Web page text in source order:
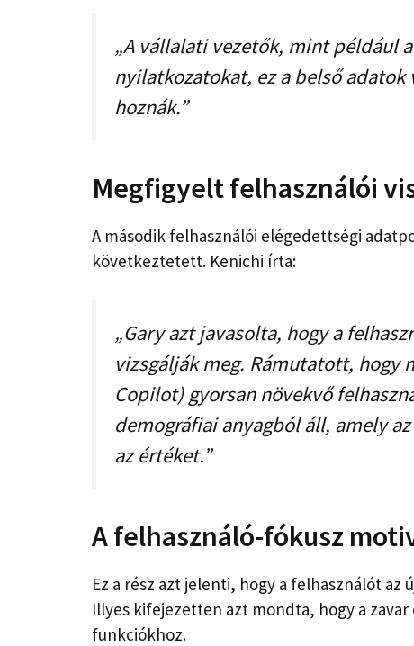
„A vállalati vezetők, mint például
nyilatkozatokat, ez a belső
hoznák.”
Megfigyelt felhasználói
A második felhasználói elégedettségi
következtetett. Kenichi írta:
„Gary azt javasolta, hogy a
vizsgálják meg. Rámutatott, hogy
Copilot) gyorsan növekvő
demográfiai anyagból áll, amely
az értéket.”
A felhasználó-fókusz
Ez a rész azt jelenti, hogy a felhasználót
Illyes kifejezetten azt mondta, hogy a zavar
funkciókhoz.